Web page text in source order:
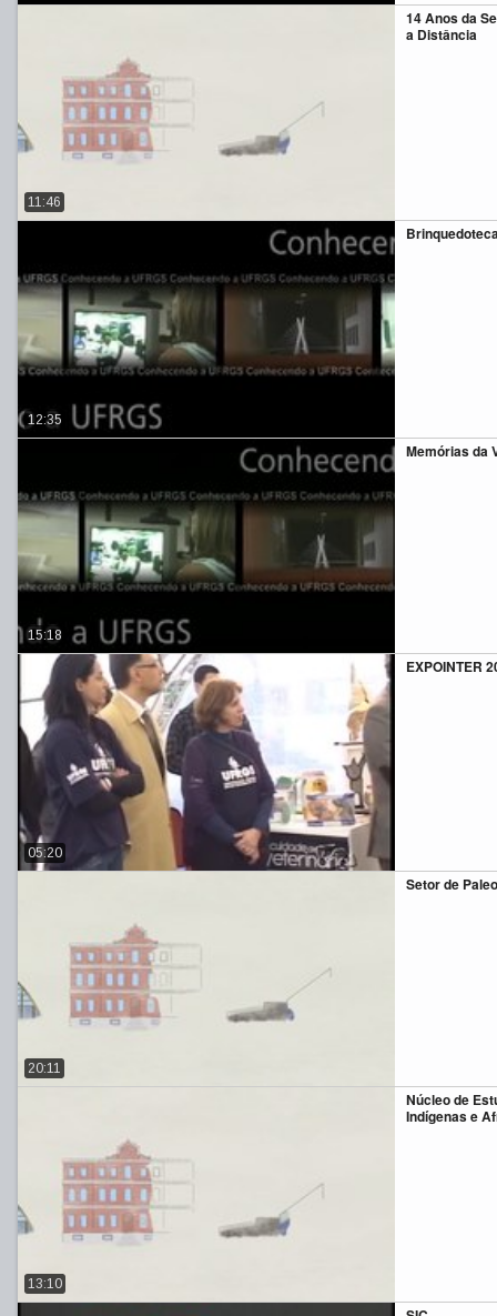
14 Anos da
a Distância
11:46
12:35
Memórias da
15:18
EXPOINTER
05:20
Setor de
20:11
Núcleo de
Indígenas e
13:10